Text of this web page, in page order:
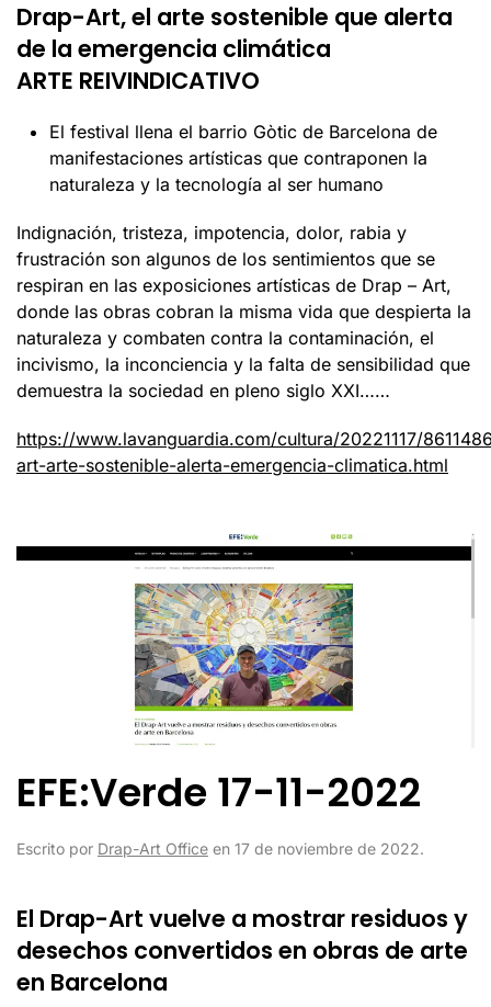
Drap-Art, el arte sostenible que alerta
de la emergencia climática
ARTE REIVINDICATIVO
El festival llena el barrio Gòtic de Barcelona de
manifestaciones artísticas que contraponen la
naturaleza y la tecnología al ser humano
Indignación, tristeza, impotencia, dolor, rabia y
frustración son algunos de los sentimientos que se
respiran en las exposiciones artísticas de Drap – Art,
donde las obras cobran la misma vida que despierta la
naturaleza y combaten contra la contaminación, el
incivismo, la inconciencia y la falta de sensibilidad que
demuestra la sociedad en pleno siglo XXI……
https://www.lavanguardia.com/cultura/20221117/
art-arte-sostenible-alerta-emergencia-climatica.html
EFE:Verde 17-11-2022
Escrito por Drap-Art Office en 17 de noviembre de 2022.
El Drap-Art vuelve a mostrar residuos y
desechos convertidos en obras de arte
en Barcelona